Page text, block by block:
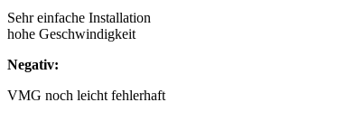
Sehr einfache Installation
hohe Geschwindigkeit
Negativ:
VMG noch leicht fehlerhaft